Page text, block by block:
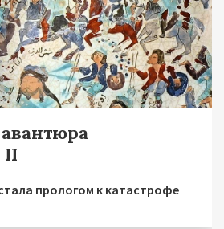
II
прологом к катастрофе